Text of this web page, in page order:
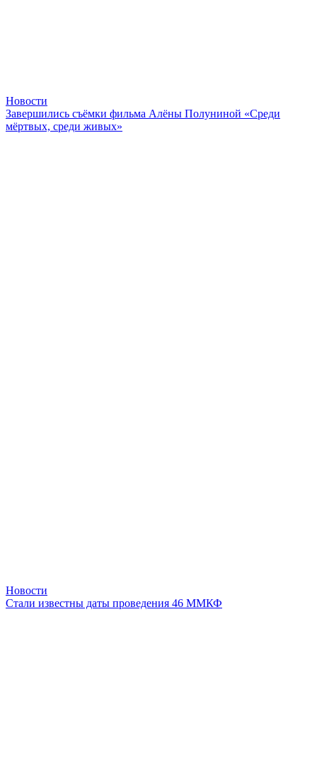
Новости
Завершились съёмки фильма Алёны Полуниной «Среди
мёртвых, среди живых»
Новости
Стали известны даты проведения 46 ММКФ